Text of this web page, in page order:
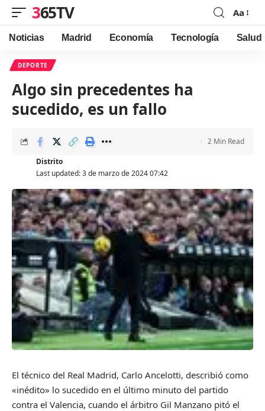
365TV
Font
Resizer
Aa
Noticias Madrid Economía Tecnología Salud
DEPORTE
Algo sin precedentes ha
sucedido, es un fallo
Last updated: 3 de marzo de 2024 07:42
Distrito
2 Min Read
El técnico del Real Madrid, Carlo Ancelotti, describió como
«inédito» lo sucedido en el último minuto del partido
contra el Valencia, cuando el árbitro Gil Manzano pitó el